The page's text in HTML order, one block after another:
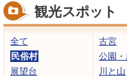
観光スポット
全て 古宮
民俗村
公園
展望台
川と山